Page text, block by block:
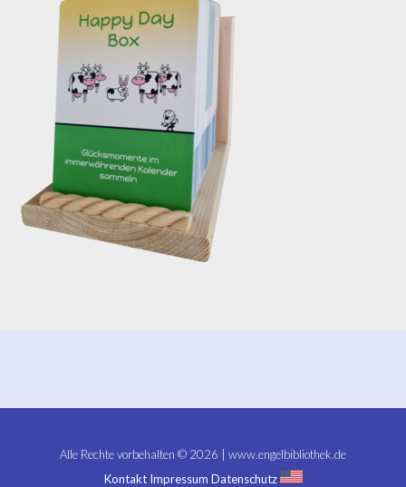
Alle Rechte vorbehalten © 2026 | www.engelbibliothek.de
Kontakt Impressum Datenschutz